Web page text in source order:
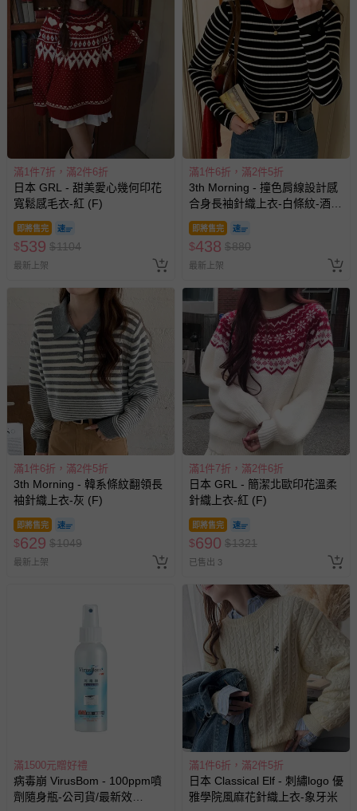
滿1件7折，滿2件6折
日本 GRL - 甜美愛心幾何印花
寬鬆感毛衣-紅 (F)
即將售完
$539 $1104
最新上架
滿1件6折，滿2件5折
3th Morning - 撞色肩線設計感
合身長袖針織上衣-白條紋-酒紅
X黑 (F)
即將售完
$438 $880
最新上架
滿1件6折，滿2件5折
3th Morning - 韓系條紋翻領長
袖針織上衣-灰 (F)
即將售完
$629 $1049
最新上架
滿1件7折，滿2件6折
日本 GRL - 簡潔北歐印花溫柔
針織上衣-紅 (F)
即將售完
$690 $1321
已售出 3
滿1500元贈好禮
病毒崩 VirusBom - 100ppm噴
劑隨身瓶-公司貨/最新效
滿1件6折，滿2件5折
日本 Classical Elf - 刺繡logo 優
雅學院風麻花針織上衣-象牙米